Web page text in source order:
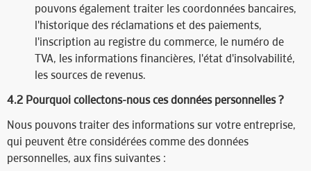
pouvons également traiter les coordonnées bancaires,
l'historique des réclamations et des paiements,
l'inscription au registre du commerce, le numéro de
TVA, les informations financières, l'état d'insolvabilité,
les sources de revenus.
4.2 Pourquoi collectons-nous ces données personnelles ?​
Nous pouvons traiter des informations sur votre entreprise,
qui peuvent être considérées comme des données
personnelles, aux fins suivantes :